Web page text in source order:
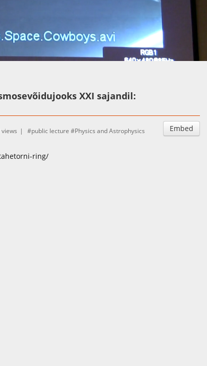
Esituskiirused
Auto
XXI sajandil:
Embed
public lecture Physics and Astrophysics
ring/